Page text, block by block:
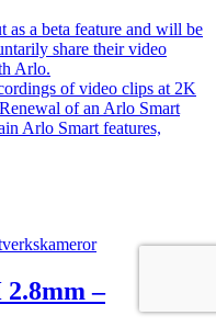
as a beta feature and will be
share their video
Arlo.
of video clips at 2K
of an Arlo Smart
Arlo Smart features,
–